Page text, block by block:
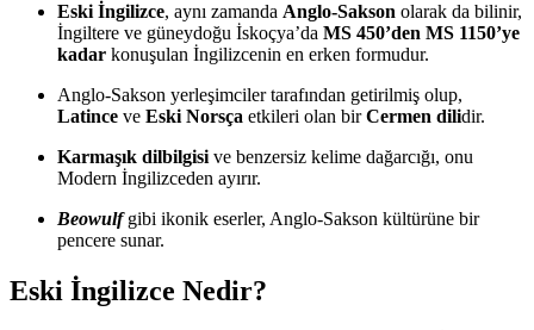
Eski İngilizce, aynı zamanda Anglo-Sakson olarak da bilinir,
İngiltere ve güneydoğu İskoçya’da MS 450’den MS 1150’ye
kadar konuşulan İngilizcenin en erken formudur.
Anglo-Sakson yerleşimciler tarafından getirilmiş olup,
Latince ve Eski Norsça etkileri olan birCermen dilidir.
Karmaşık dilbilgisi ve benzersiz kelime dağarcığı, onu
Modern İngilizceden ayırır.
Beowulfgibi ikonik eserler, Anglo-Sakson kültürüne bir
pencere sunar.
Eski İngilizce Nedir?